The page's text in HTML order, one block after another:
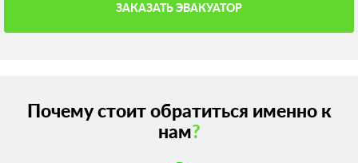
ЗАКАЗАТЬ ЭВАКУАТОР
Почему стоит обратиться именно к
нам?